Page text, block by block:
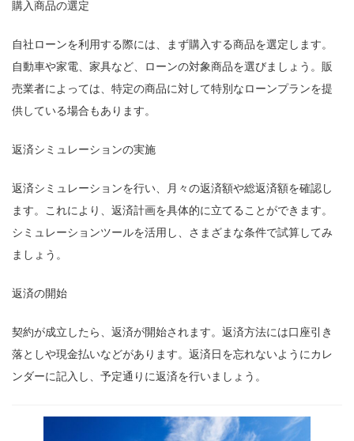
購入商品の選定
自社ローンを利用する際には、まず購入する商品を選定します。
自動車や家電、家具など、ローンの対象商品を選びましょう。販
売業者によっては、特定の商品に対して特別なローンプランを提
供している場合もあります。
返済シミュレーションの実施
返済シミュレーションを行い、月々の返済額や総返済額を確認し
ます。これにより、返済計画を具体的に立てることができます。
シミュレーションツールを活用し、さまざまな条件で試算してみ
ましょう。
返済の開始
契約が成立したら、返済が開始されます。返済方法には口座引き
落としや現金払いなどがあります。返済日を忘れないようにカレ
ンダーに記入し、予定通りに返済を行いましょう。